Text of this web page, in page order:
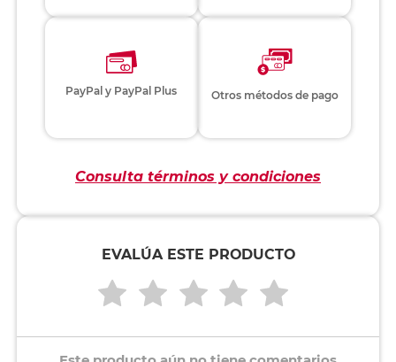
PayPal y PayPal Plus Otros métodos de pago
Consulta términos y condiciones
EVALÚA ESTE PRODUCTO